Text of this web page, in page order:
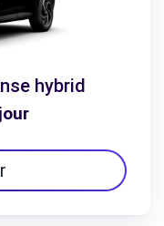
hybrid